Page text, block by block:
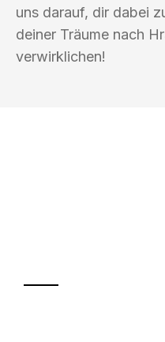
uns darauf, dir dabei
deiner Träume nach
verwirklichen!